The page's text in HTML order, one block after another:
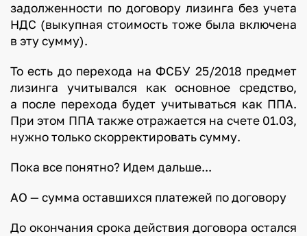
задолженности по договору лизинга без учета
НДС (выкупная стоимость тоже была включена
в эту сумму).
То есть до перехода на ФСБУ 25/2018 предмет
лизинга учитывался как основное средство,
а после перехода будет учитываться как ППА.
При этом ППА также отражается на счете 01.03,
нужно только скорректировать сумму.
Пока все понятно? Идем дальше...
АО — сумма оставшихся платежей по договору
До окончания срока действия договора остался